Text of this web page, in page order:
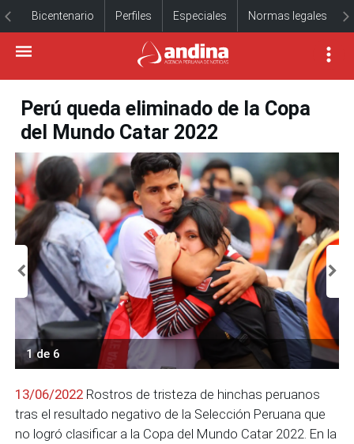
Bicentenario Perfiles Especiales Normas legales
Perú queda eliminado de la Copa
del Mundo Catar 2022
1 de 6
13/06/2022 Rostros de tristeza de hinchas peruanos
tras el resultado negativo de la Selección Peruana que
no logró clasificar a la Copa del Mundo Catar 2022. En la